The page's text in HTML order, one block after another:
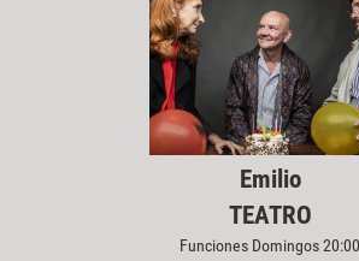
Emilio
TEATRO
Funciones Domingos 20:00